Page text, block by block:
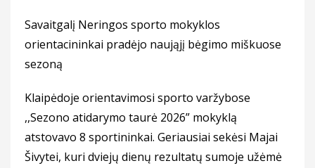
Savaitgalį Neringos sporto mokyklos
orientacininkai pradėjo naująjį bėgimo miškuose
sezoną
Klaipėdoje orientavimosi sporto varžybose
,,Sezono atidarymo taurė 2026” mokyklą
atstovavo 8 sportininkai. Geriausiai sekėsi Majai
Šivytei, kuri dviejų dienų rezultatų sumoje užėmė